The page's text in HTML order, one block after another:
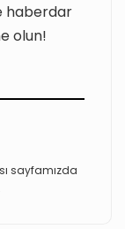
haberdar
olun!
sayfamızda